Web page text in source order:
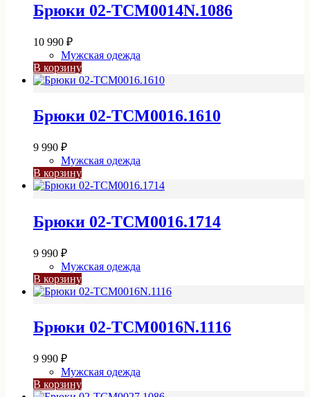
Брюки 02-TCM0014N.1086
10 990 ₽
Мужская одежда
В корзину
Брюки 02-TCM0016.1610
9 990 ₽
Мужская одежда
В корзину
Брюки 02-TCM0016.1714
9 990 ₽
Мужская одежда
В корзину
Брюки 02-TCM0016N.1116
9 990 ₽
Мужская одежда
В корзину